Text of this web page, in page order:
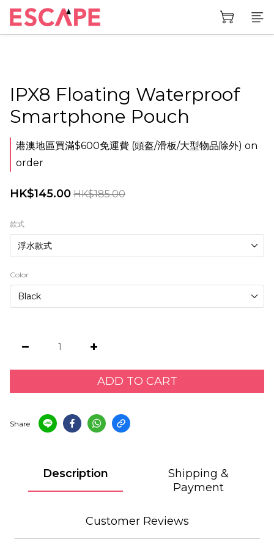
IPX8 Floating Waterproof
Smartphone Pouch
港澳地區買滿$600免運費 (頭盔/滑板/大型物品除外) on
order
HK$145.00 HK$185.00
款式
Color
ADD TO CART
Share
Description
Shipping &
Payment
Customer Reviews